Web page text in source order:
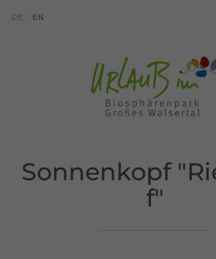
Translations of this page
DE EN
Sonnenkopf
f"